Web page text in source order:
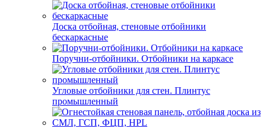
Доска отбойная, стеновые отбойники
бескаркасные
Поручни-отбойники. Отбойники на каркасе
Угловые отбойники для стен. Плинтус
промышленный